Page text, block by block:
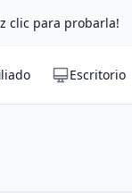
clic para probarla!
Escritorio